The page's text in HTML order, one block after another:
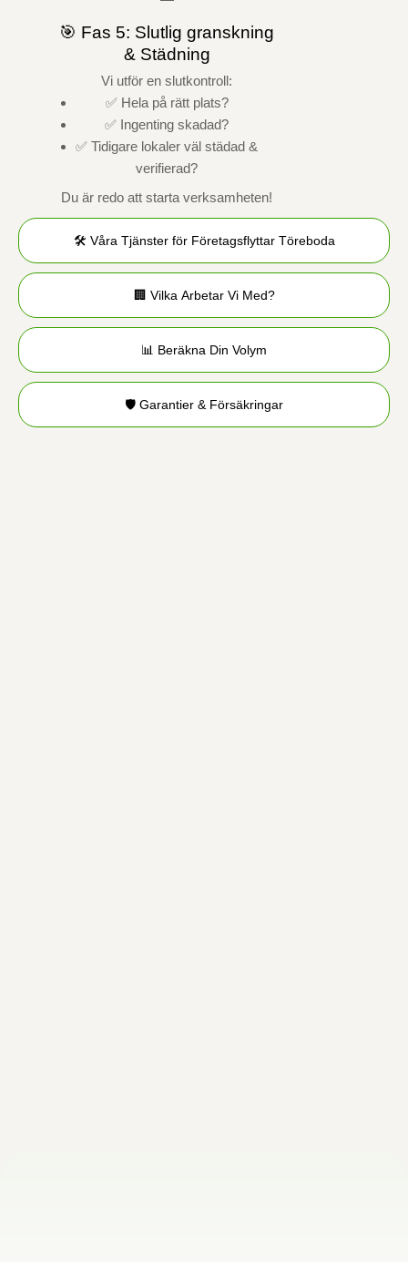
🛠️ Våra Tjänster för Företagsflyttar Töreboda
🏢 Vilka Arbetar Vi Med?
📊 Beräkna Din Volym
🛡️ Garantier & Försäkringar
🎯 Fas 5: Slutlig granskning
& Städning
Vi utför en slutkontroll:
✅ Hela på rätt plats?
✅ Ingenting skadad?
✅ Tidigare lokaler väl städad &
verifierad?
Du är redo att starta verksamheten!